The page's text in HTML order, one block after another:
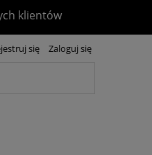
klientów
się Zaloguj się